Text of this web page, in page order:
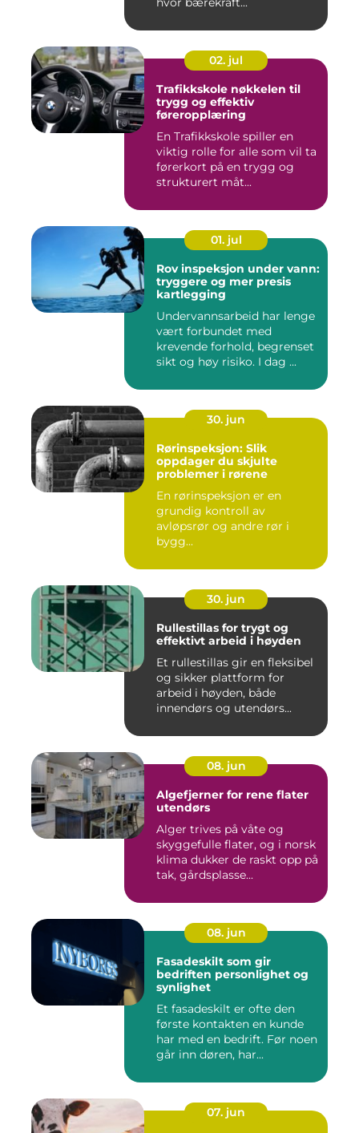
02. jul
Trafikkskole nøkkelen til
trygg og effektiv
føreropplæring
En Trafikkskole spiller en
viktig rolle for alle som vil ta
førerkort på en trygg og
strukturert måt...
01. jul
Rov inspeksjon under vann:
tryggere og mer presis
kartlegging
Undervannsarbeid har lenge
vært forbundet med
krevende forhold, begrenset
sikt og høy risiko. I dag ...
30. jun
Rørinspeksjon: Slik
oppdager du skjulte
problemer i rørene
En rørinspeksjon er en
grundig kontroll av
avløpsrør og andre rør i
bygg...
30. jun
Rullestillas for trygt og
effektivt arbeid i høyden
Et rullestillas gir en fleksibel
og sikker plattform for
arbeid i høyden, både
innendørs og utendørs...
08. jun
Algefjerner for rene flater
utendørs
Alger trives på våte og
skyggefulle flater, og i norsk
klima dukker de raskt opp på
tak, gårdsplasse...
08. jun
Fasadeskilt som gir
bedriften personlighet og
synlighet
Et fasadeskilt er ofte den
første kontakten en kunde
har med en bedrift. Før noen
går inn døren, har...
07. jun